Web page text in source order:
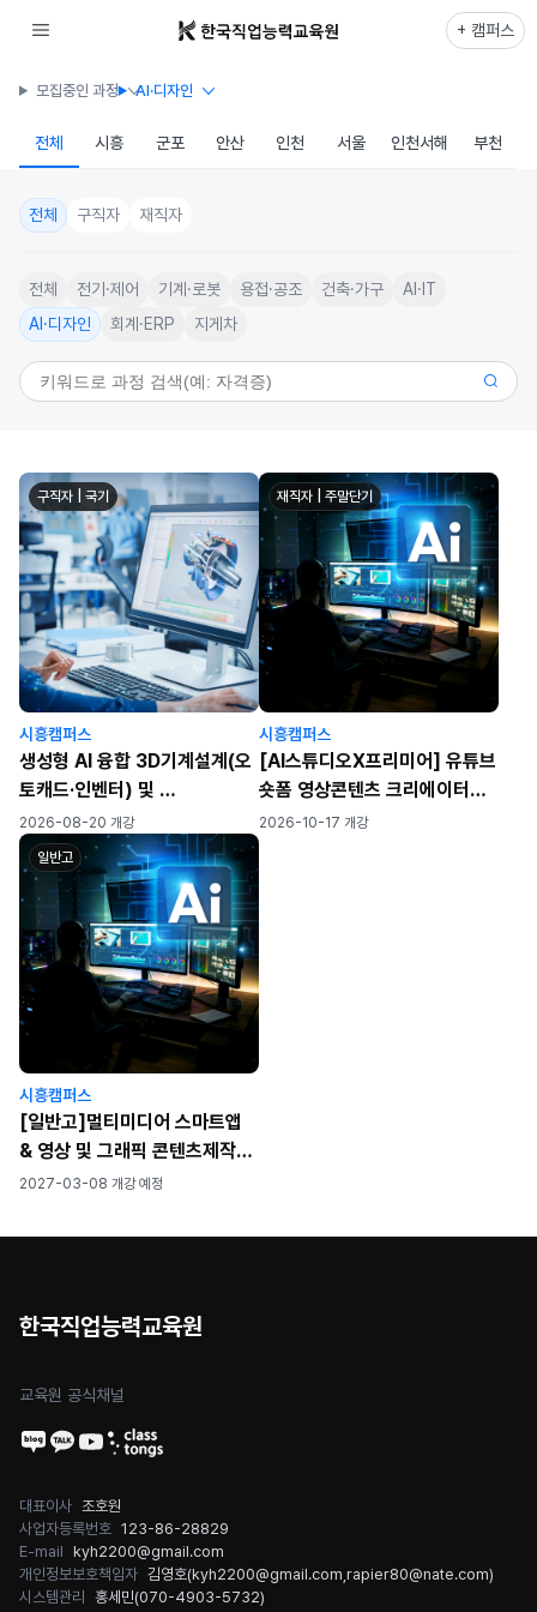
+ 캠퍼스
모집중인 과정 AI·디자인
전체 시흥 군포 안산 인천 서울 인천서해 부천
전체 구직자 재직자
전체 전기·제어 기계·로봇 용접·공조 건축·가구
AI·IT
AI·디자인
회계·ERP 지게차
구직자 | 국기
시흥캠퍼스
생성형 AI 융합 3D기계설계(오
토캐드·인벤터) 및
SNS 영상콘텐츠 제작(구글 제
미나이·캡컷)
2026-08-20 개강
재직자 | 주말단기
시흥캠퍼스
[AI스튜디오X프리미어] 유튜브
숏폼 영상콘텐츠 크리에이터되
기
2026-10-17 개강
일반고
시흥캠퍼스
[일반고]멀티미디어 스마트앱
& 영상 및 그래픽 콘텐츠제작
(컴퓨터그래픽기능사)
2027-03-08 개강 예정
한국직업능력교육원
교육원 공식채널
대표이사 조호원
사업자등록번호 123-86-28829
E-mail kyh2200@gmail.com
개인정보보호책임자 김영호(kyh2200@gmail.com rapier80@nate.com)
시스템관리
홍세민(070-4903-5732)